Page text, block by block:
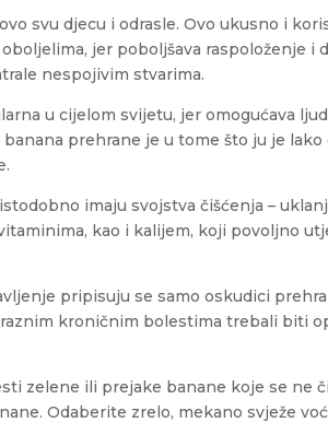
svu djecu i odrasle. Ovo ukusno i
jer poboljšava raspoloženje i
nespojivim stvarima.
u cijelom svijetu, jer omogućava
prehrane je u tome što ju je lako
imaju svojstva čišćenja –
kao i kalijem, koji povoljno
pripisuju se samo oskudici
kroničnim bolestima trebali biti
zelene ili prejake banane koje se ne
Odaberite zrelo, mekano svježe